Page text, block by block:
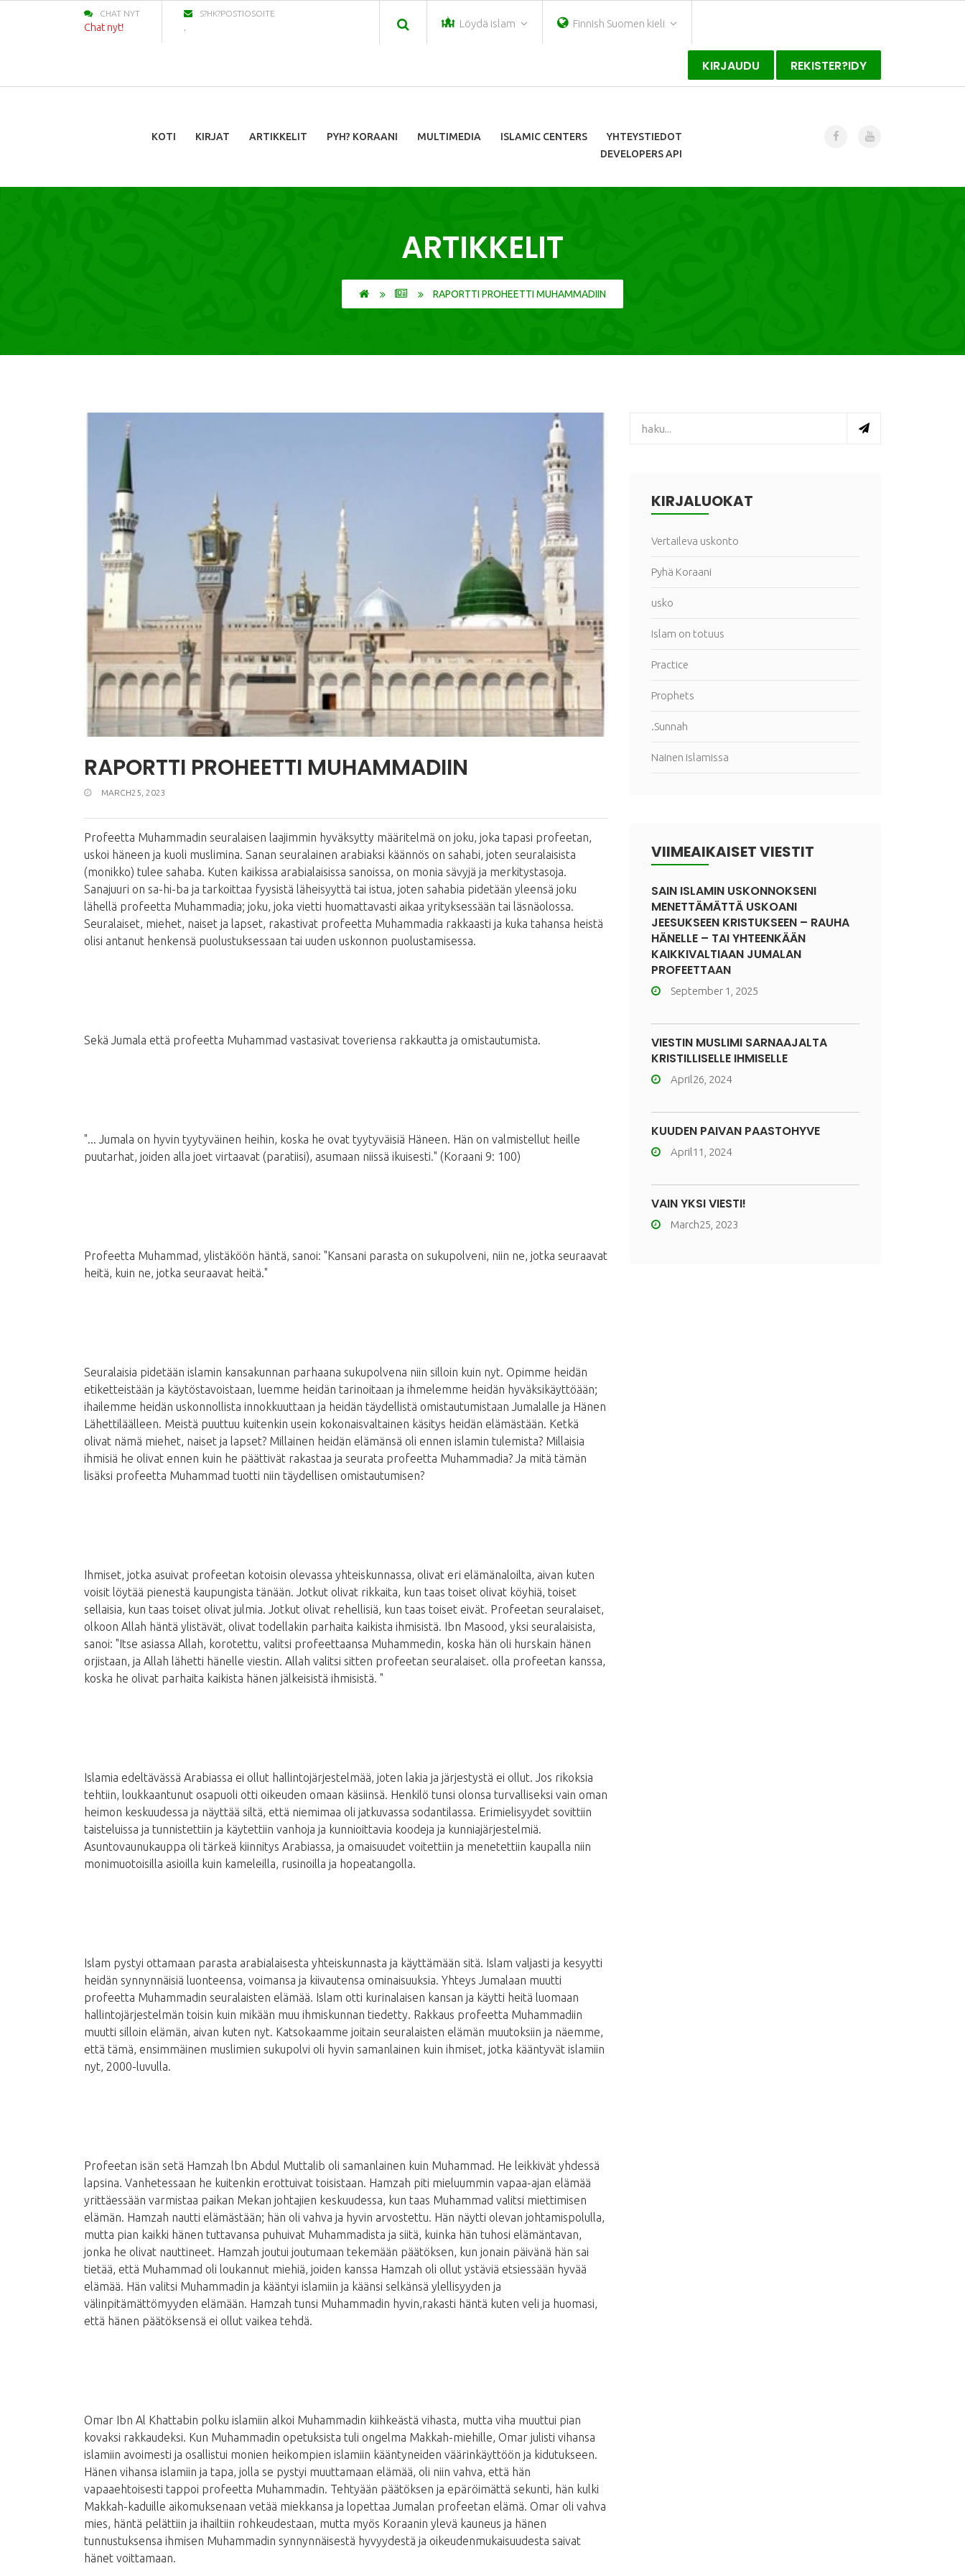
CHAT NYT
Chat nyt!
S?HK?POSTIOSOITE
. Löydä islam Finnish Suomen kieli
KIRJAUDU REKISTER?IDY
KOTI KIRJAT ARTIKKELIT PYH? KORAANI MULTIMEDIA ISLAMIC CENTERS
YHTEYSTIEDOT
DEVELOPERS API
ARTIKKELIT
RAPORTTI PROHEETTI MUHAMMADIIN
RAPORTTI PROHEETTI MUHAMMADIIN
MARCH25, 2023
Profeetta Muhammadin seuralaisen laajimmin hyväksytty määritelmä on joku, joka tapasi profeetan,
uskoi häneen ja kuoli muslimina. Sanan seuralainen arabiaksi käännös on sahabi, joten seuralaisista
(monikko) tulee sahaba. Kuten kaikissa arabialaisissa sanoissa, on monia sävyjä ja merkitystasoja.
Sanajuuri on sa-hi-ba ja tarkoittaa fyysistä läheisyyttä tai istua, joten sahabia pidetään yleensä joku
lähellä profeetta Muhammadia; joku, joka vietti huomattavasti aikaa yrityksessään tai läsnäolossa.
Seuralaiset, miehet, naiset ja lapset, rakastivat profeetta Muhammadia rakkaasti ja kuka tahansa heistä
olisi antanut henkensä puolustuksessaan tai uuden uskonnon puolustamisessa.
Sekä Jumala että profeetta Muhammad vastasivat toveriensa rakkautta ja omistautumista.
"... Jumala on hyvin tyytyväinen heihin, koska he ovat tyytyväisiä Häneen. Hän on valmistellut heille
puutarhat, joiden alla joet virtaavat (paratiisi), asumaan niissä ikuisesti." (Koraani 9: 100)
Profeetta Muhammad, ylistäköön häntä, sanoi: "Kansani parasta on sukupolveni, niin ne, jotka seuraavat
heitä, kuin ne, jotka seuraavat heitä."
Seuralaisia ​​pidetään islamin kansakunnan parhaana sukupolvena niin silloin kuin nyt. Opimme heidän
etiketteistään ja käytöstavoistaan, luemme heidän tarinoitaan ja ihmelemme heidän hyväksikäyttöään;
ihailemme heidän uskonnollista innokkuuttaan ja heidän täydellistä omistautumistaan ​​Jumalalle ja Hänen
Lähettiläälleen. Meistä puuttuu kuitenkin usein kokonaisvaltainen käsitys heidän elämästään. Ketkä
olivat nämä miehet, naiset ja lapset? Millainen heidän elämänsä oli ennen islamin tulemista? Millaisia ​​
ihmisiä he olivat ennen kuin he päättivät rakastaa ja seurata profeetta Muhammadia? Ja mitä tämän
lisäksi profeetta Muhammad tuotti niin täydellisen omistautumisen?
Ihmiset, jotka asuivat profeetan kotoisin olevassa yhteiskunnassa, olivat eri elämänaloilta, aivan kuten
voisit löytää pienestä kaupungista tänään. Jotkut olivat rikkaita, kun taas toiset olivat köyhiä, toiset
sellaisia, kun taas toiset olivat julmia. Jotkut olivat rehellisiä, kun taas toiset eivät. Profeetan seuralaiset,
olkoon Allah häntä ylistävät, olivat todellakin parhaita kaikista ihmisistä. Ibn Masood, yksi seuralaisista,
sanoi: "Itse asiassa Allah, korotettu, valitsi profeettaansa Muhammedin, koska hän oli hurskain hänen
orjistaan, ja Allah lähetti hänelle viestin. Allah valitsi sitten profeetan seuralaiset. olla profeetan kanssa,
koska he olivat parhaita kaikista hänen jälkeisistä ihmisistä. "
Islamia edeltävässä Arabiassa ei ollut hallintojärjestelmää, joten lakia ja järjestystä ei ollut. Jos rikoksia
tehtiin, loukkaantunut osapuoli otti oikeuden omaan käsiinsä. Henkilö tunsi olonsa turvalliseksi vain oman
heimon keskuudessa ja näyttää siltä, ​​että niemimaa oli jatkuvassa sodantilassa. Erimielisyydet sovittiin
taisteluissa ja tunnistettiin ja käytettiin vanhoja ja kunnioittavia koodeja ja kunniajärjestelmiä.
Asuntovaunukauppa oli tärkeä kiinnitys Arabiassa, ja omaisuudet voitettiin ja menetettiin kaupalla niin
monimuotoisilla asioilla kuin kameleilla, rusinoilla ja hopeatangolla.
Islam pystyi ottamaan parasta arabialaisesta yhteiskunnasta ja käyttämään sitä. Islam valjasti ja kesyytti
heidän synnynnäisiä luonteensa, voimansa ja kiivautensa ominaisuuksia. Yhteys Jumalaan muutti
profeetta Muhammadin seuralaisten elämää. Islam otti kurinalaisen kansan ja käytti heitä luomaan
hallintojärjestelmän toisin kuin mikään muu ihmiskunnan tiedetty. Rakkaus profeetta Muhammadiin
muutti silloin elämän, aivan kuten nyt. Katsokaamme joitain seuralaisten elämän muutoksiin ja näemme,
että tämä, ensimmäinen muslimien sukupolvi oli hyvin samanlainen kuin ihmiset, jotka kääntyvät islamiin
nyt, 2000-luvulla.
Profeetan isän setä Hamzah lbn Abdul Muttalib oli samanlainen kuin Muhammad. He leikkivät yhdessä
lapsina. Vanhetessaan he kuitenkin erottuivat toisistaan. Hamzah piti mieluummin vapaa-ajan elämää
yrittäessään varmistaa paikan Mekan johtajien keskuudessa, kun taas Muhammad valitsi miettimisen
elämän. Hamzah nautti elämästään; hän oli vahva ja hyvin arvostettu. Hän näytti olevan johtamispolulla,
mutta pian kaikki hänen tuttavansa puhuivat Muhammadista ja siitä, kuinka hän tuhosi elämäntavan,
jonka he olivat nauttineet. Hamzah joutui joutumaan tekemään päätöksen, kun jonain päivänä hän sai
tietää, että Muhammad oli loukannut miehiä, joiden kanssa Hamzah oli ollut ystäviä etsiessään hyvää
elämää. Hän valitsi Muhammadin ja kääntyi islamiin ja käänsi selkänsä ylellisyyden ja
välinpitämättömyyden elämään. Hamzah tunsi Muhammadin hyvin,rakasti häntä kuten veli ja huomasi,
että hänen päätöksensä ei ollut vaikea tehdä.
Omar Ibn Al Khattabin polku islamiin alkoi Muhammadin kiihkeästä vihasta, mutta viha muuttui pian
kovaksi rakkaudeksi. Kun Muhammadin opetuksista tuli ongelma Makkah-miehille, Omar julisti vihansa
islamiin avoimesti ja osallistui monien heikompien islamiin kääntyneiden väärinkäyttöön ja kidutukseen.
Hänen vihansa islamiin ja tapa, jolla se pystyi muuttamaan elämää, oli niin vahva, että hän
vapaaehtoisesti tappoi profeetta Muhammadin. Tehtyään päätöksen ja epäröimättä sekunti, hän kulki
Makkah-kaduille aikomuksenaan vetää miekkansa ja lopettaa Jumalan profeetan elämä. Omar oli vahva
mies, häntä pelättiin ja ihailtiin rohkeudestaan, mutta myös Koraanin ylevä kauneus ja hänen
tunnustuksensa ihmisen Muhammadin synnynnäisestä hyvyydestä ja oikeudenmukaisuudesta saivat
hänet voittamaan.
KIRJALUOKAT
Vertaileva uskonto
Pyhä Koraani
usko
Islam on totuus
Practice
Prophets
.Sunnah
Nainen islamissa
VIIMEAIKAISET VIESTIT
SAIN ISLAMIN USKONNOKSENI
MENETTÄMÄTTÄ USKOANI
JEESUKSEEN KRISTUKSEEN – RAUHA
HÄNELLE – TAI YHTEENKÄÄN
KAIKKIVALTIAAN JUMALAN
PROFEETTAAN
September 1, 2025
VIESTIN MUSLIMI SARNAAJALTA
KRISTILLISELLE IHMISELLE
April26, 2024
KUUDEN PÄIVÄN PAASTOHYVE
April11, 2024
VAIN YKSI VIESTI!
March25, 2023